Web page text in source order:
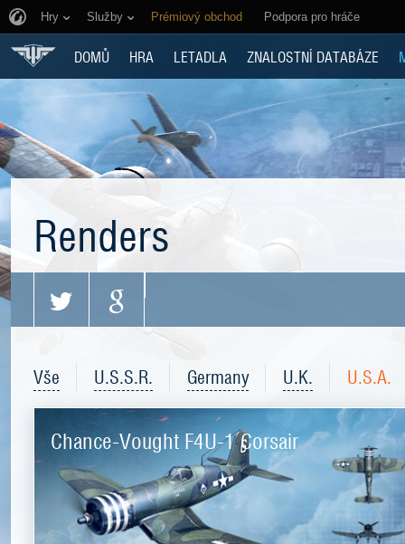
Hry Služby Prémiový obchod Podpora pro hráče
DOMŮ HRA LETADLA ZNALOSTNÍ DATABÁZE
Renders
Vše U.S.S.R. Germany U.K. U.S.A.
Chance-Vought F4U-1 Corsair